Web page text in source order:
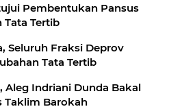
Pembentukan Pansus
Tata Tertib
Seluruh Fraksi Deprov
Tata Tertib
Aleg Indriani Dunda Bakal
Taklim Barokah